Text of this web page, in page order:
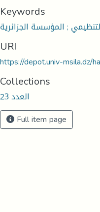
Keywords
; المؤسسة الجزائرية
URI
https://depot.univ-msila.dz/
Collections
العدد 23
Full item page